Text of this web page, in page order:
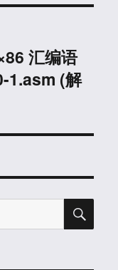
汇编语
1.asm (解
搜